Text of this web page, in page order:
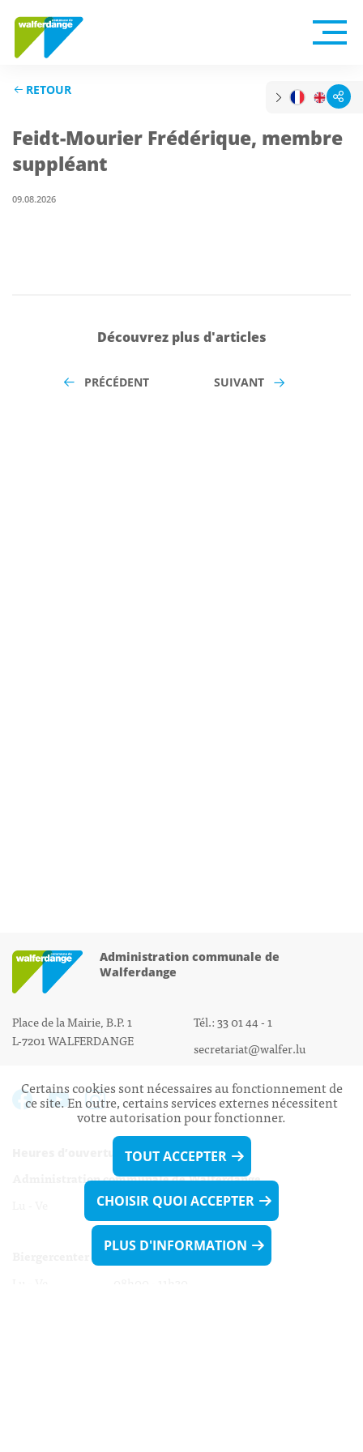
RETOUR
Feidt-Mourier Frédérique, membre
suppléant
09.08.2026
Découvrez plus d'articles
PRÉCÉDENT SUIVANT
Administration communale de
Walferdange
Place de la Mairie, B.P. 1
L-7201 WALFERDANGE
Tél.: 33 01 44 - 1
secretariat@walfer.lu
Heures d’ouverture:
Administration communale de Walferdange
Lu - Ve 08h00 - 11h30
13h30 - 16h00
Certains cookies sont nécessaires au fonctionnement de
ce site. En outre, certains services externes nécessitent
votre autorisation pour fonctionner.
TOUT ACCEPTER
CHOISIR QUOI ACCEPTER
PLUS D'INFORMATION